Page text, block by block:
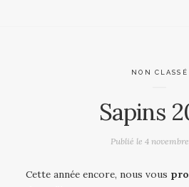
NON CLASSÉ
Sapins
Publié le 4
Cette année encore, nous vous